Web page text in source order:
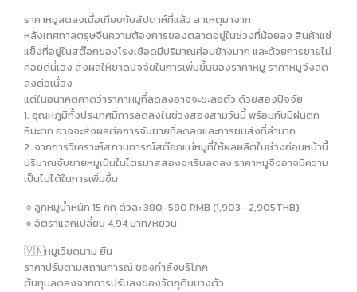
ราคาหมูลดลงเมื่อเทียบกับสัปดาห์ที่แล้ว สาเหตุมาจาก
หลังเทศกาลตรุษจีนความต้องการของตลาดอยู่ในช่วงที่น้อยลง สินค้าแช่
แข็งที่อยู่ในสต๊อกของโรงเชือดมีปริมาณค่อนข้างมาก และด้วยการขายไม่
ค่อยดีนี่เอง ส่งผลให้ขาดปัจจัยในการเพิ่มขึ้นของราคาหมู ราคาหมูจึงลด
ลงต่อเนื่อง
แต่ในอนาคตคาดว่าราคาหมูที่ลดลงอาจจะชะลอตัว ด้วยสองปัจจัย
1. อุณหภูมิทั้งประเทศมีการลดลงในช่วงสองสามวันนี้ พร้อมกับมีฝนตก
หิมะตก อาจจะส่งผลต่อการจับขายที่ลดลงและการขนส่งที่ลำบาก
2. จากการวิเคราะห์สภานการณ์สต๊อกแม่หมูที่ให้ผลผลิตในช่วงก่อนหน้านี้
ปริมาณจับขายหมูเป็นในไตรมาสสองจะเริ่มลดลง ราคาหมูจึงอาจมีความ
เป็นไปได้ในการเพิ่มขึ้น
🔹️ลูกหมูน้ำหนัก 15 กก ตัวละ 380-580 RMB (1,903- 2,905THB)
🔸️อัตราแลกเปลี่ยน 4.94 บาท/หยวน
🇻🇳หมูเวียดนาม ยืน
ราคาปรับตามสถานการณ์ ของกำลังบริโภค
ต้นทุนลดลงจากการปรับลงของวัตถุดิบบางตัว